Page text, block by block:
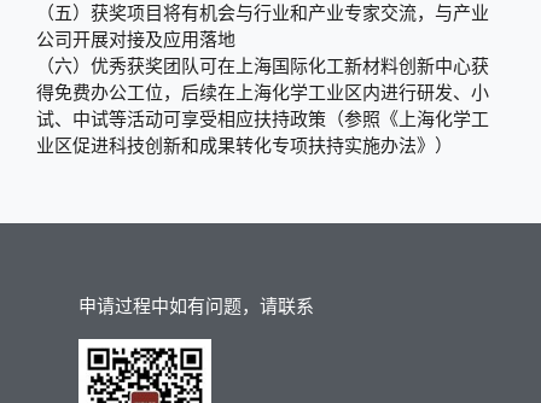
（五）获奖项目将有机会与行业和产业专家交流，与产业
公司开展对接及应用落地
（六）优秀获奖团队可在上海国际化工新材料创新中心获
得免费办公工位，后续在上海化学工业区内进行研发、小
试、中试等活动可享受相应扶持政策（参照《上海化学工
业区促进科技创新和成果转化专项扶持实施办法》）
申请过程中如有问题，请联系